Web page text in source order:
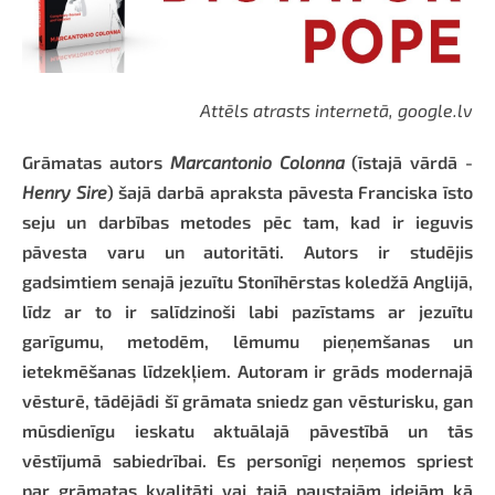
Attēls atrasts internetā, google.lv
Grāmatas autors Marcantonio Colonna(īstajā vārdā -
Henry Sire) šajā darbā apraksta pāvesta Franciska īsto
seju un darbības metodes pēc tam, kad ir ieguvis
pāvesta varu un autoritāti. Autors ir studējis
gadsimtiem senajā jezuītu Stonīhērstas koledžā Anglijā,
līdz ar to ir salīdzinoši labi pazīstams ar jezuītu
garīgumu, metodēm, lēmumu pieņemšanas un
ietekmēšanas līdzekļiem. Autoram ir grāds modernajā
vēsturē, tādējādi šī grāmata sniedz gan vēsturisku, gan
mūsdienīgu ieskatu aktuālajā pāvestībā un tās
vēstījumā sabiedrībai. Es personīgi neņemos spriest
par grāmatas kvalitāti vai tajā paustajām idejām kā